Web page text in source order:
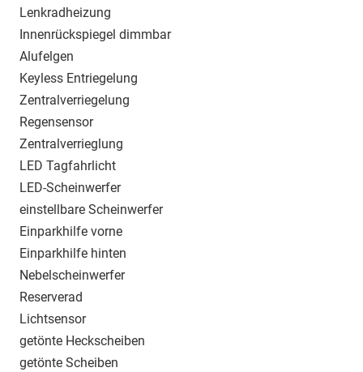
Lenkradheizung
Innenrückspiegel dimmbar
Alufelgen
Keyless Entriegelung
Zentralverriegelung
Regensensor
Zentralverrieglung
LED Tagfahrlicht
LED-Scheinwerfer
einstellbare Scheinwerfer
Einparkhilfe vorne
Einparkhilfe hinten
Nebelscheinwerfer
Reserverad
Lichtsensor
getönte Heckscheiben
getönte Scheiben